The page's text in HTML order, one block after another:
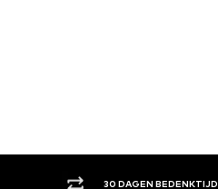
30 DAGEN BEDENKTIJD